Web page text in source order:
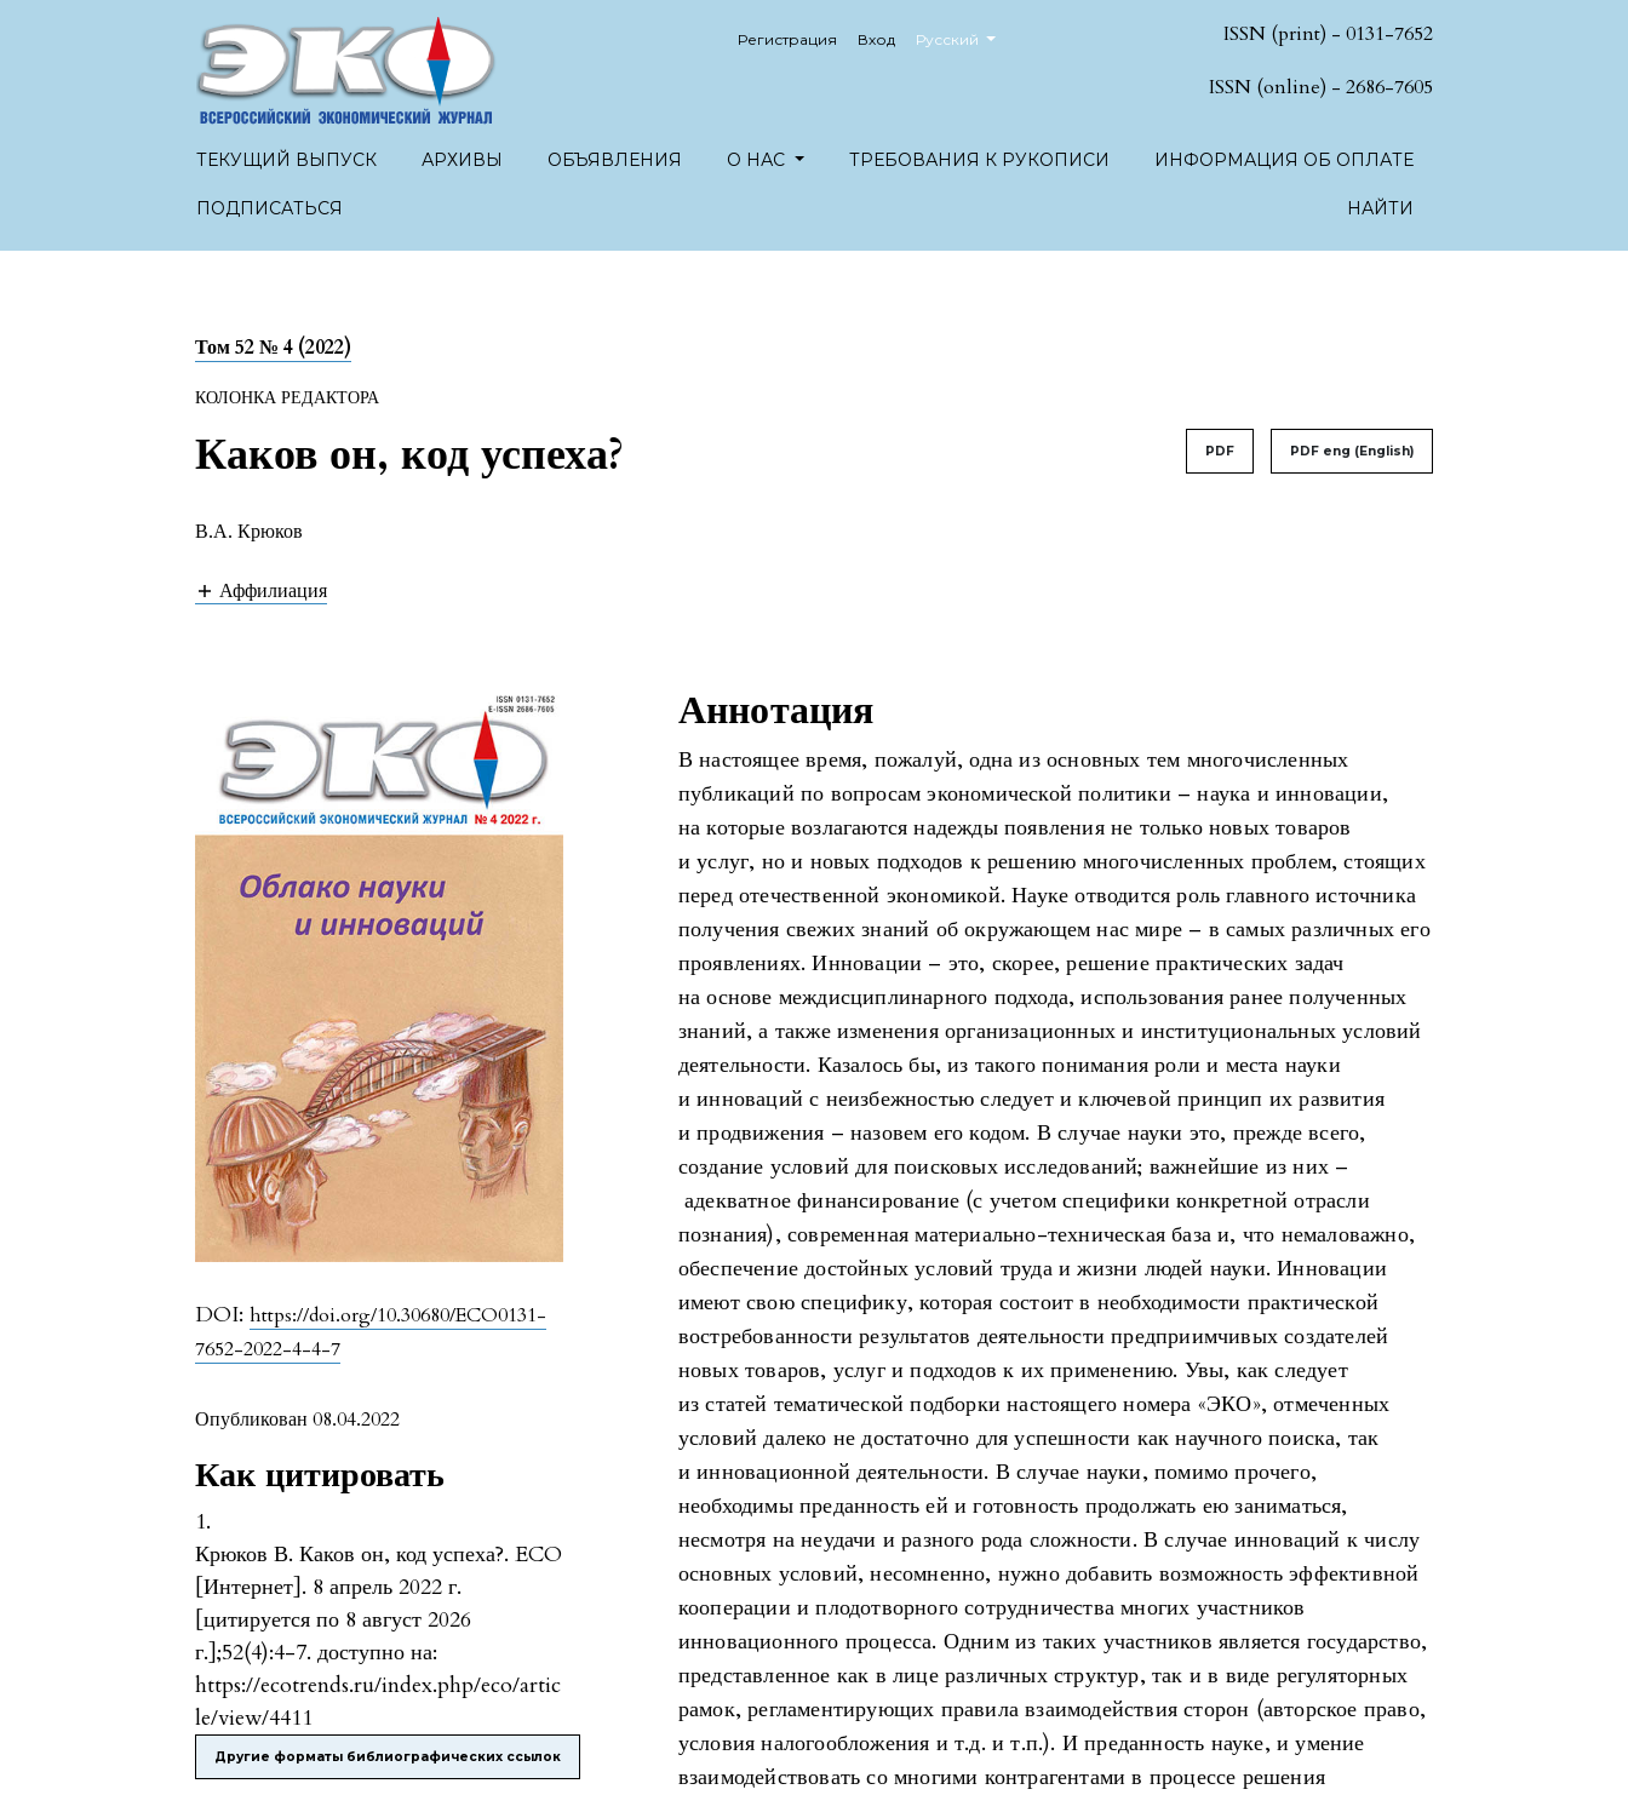
Регистрация Вход ##plugins.themes.healthSciences.language.toggle##
Русский
ISSN (print) - 0131-7652
ISSN (online) - 2686-7605
ТЕКУЩИЙ ВЫПУСК АРХИВЫ ОБЪЯВЛЕНИЯ О НАС ТРЕБОВАНИЯ К РУКОПИСИ ИНФОРМАЦИЯ ОБ ОПЛАТЕ
ПОДПИСАТЬСЯ НАЙТИ
Том 52 № 4 (2022)
КОЛОНКА РЕДАКТОРА
Каков он, код успеха? PDF PDF eng (English)
В.А. Крюков
Аффилиация
DOI:https://doi.org/10.30680/ECO0131-
7652-2022-4-4-7
Опубликован 08.04.2022
Как цитировать
1.
Крюков В. Каков он, код успеха?. ECO
[Интернет]. 8 апрель 2022 г.
[цитируется по 8 август 2026
г.];52(4):4-7. доступно на:
https://ecotrends.ru/index.php/eco/artic
le/view/4411
Другие форматы библиографических ссылок
Аннотация
В настоящее время, пожалуй, одна из основных тем многочисленных
публикаций по вопросам экономической политики – наука и инновации,
на которые возлагаются надежды появления не только новых товаров
и услуг, но и новых подходов к решению многочисленных проблем, стоящих
перед отечественной экономикой. Науке отводится роль главного источника
получения свежих знаний об окружающем нас мире – в самых различных его
проявлениях. Инновации – это, скорее, решение практических задач
на основе междисциплинарного подхода, использования ранее полученных
знаний, а также изменения организационных и институциональных условий
деятельности. Казалось бы, из такого понимания роли и места науки
и инноваций с неизбежностью следует и ключевой принцип их развития
и продвижения – назовем его кодом. В случае науки это, прежде всего,
создание условий для поисковых исследований; важнейшие из них –
адекватное финансирование (с учетом специфики конкретной отрасли
познания), современная материально-техническая база и, что немаловажно,
обеспечение достойных условий труда и жизни людей науки. Инновации
имеют свою специфику, которая состоит в необходимости практической
востребованности результатов деятельности предприимчивых создателей
новых товаров, услуг и подходов к их применению. Увы, как следует
из статей тематической подборки настоящего номера «ЭКО», отмеченных
условий далеко не достаточно для успешности как научного поиска, так
и инновационной деятельности. В случае науки, помимо прочего,
необходимы преданность ей и готовность продолжать ею заниматься,
несмотря на неудачи и разного рода сложности. В случае инноваций к числу
основных условий, несомненно, нужно добавить возможность эффективной
кооперации и плодотворного сотрудничества многих участников
инновационного процесса. Одним из таких участников является государство,
представленное как в лице различных структур, так и в виде регуляторных
рамок, регламентирующих правила взаимодействия сторон (авторское право,
условия налогообложения и т.д. и т.п.). И преданность науке, и умение
взаимодействовать со многими контрагентами в процессе решения